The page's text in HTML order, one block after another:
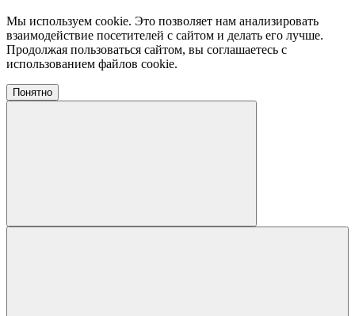
Мы используем cookie. Это позволяет нам анализировать
взаимодействие посетителей с сайтом и делать его лучше.
Продолжая пользоваться сайтом, вы соглашаетесь с
использованием файлов cookie.
Понятно